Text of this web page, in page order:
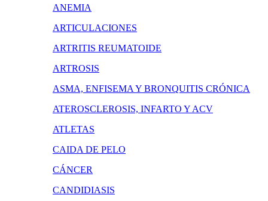
ANEMIA
ARTICULACIONES
ARTRITIS REUMATOIDE
ARTROSIS
ASMA, ENFISEMA Y BRONQUITIS CRÓNICA
ATEROSCLEROSIS, INFARTO Y ACV
ATLETAS
CAIDA DE PELO
CÁNCER
CANDIDIASIS